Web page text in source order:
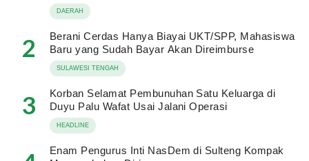
DAERAH
2
Berani Cerdas Hanya Biayai UKT/SPP, Mahasiswa
Baru yang Sudah Bayar Akan Direimburse
SULAWESI TENGAH
3
Korban Selamat Pembunuhan Satu Keluarga di
Duyu Palu Wafat Usai Jalani Operasi
HEADLINE
Enam Pengurus Inti NasDem di Sulteng Kompak